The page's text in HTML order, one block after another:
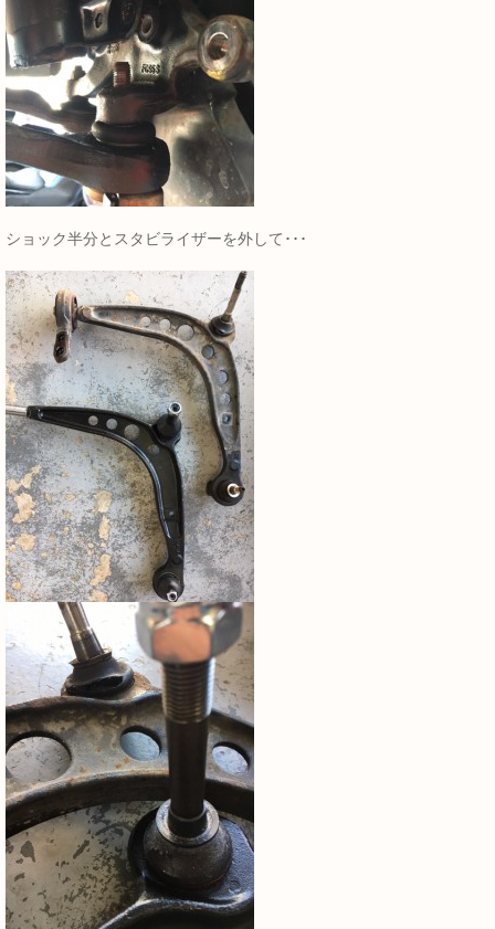
ショック半分とスタビライザーを外して･･･